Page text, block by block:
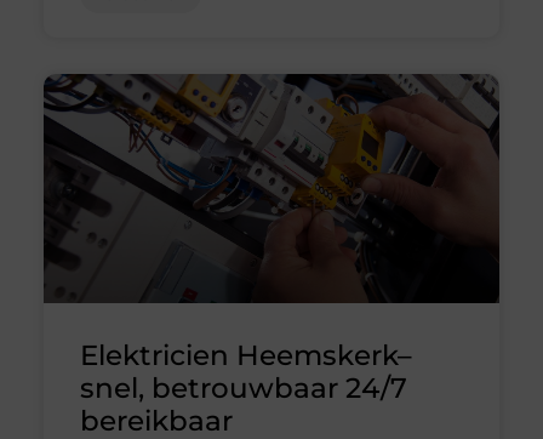
Elektricien Heemskerk–
snel, betrouwbaar 24/7
bereikbaar